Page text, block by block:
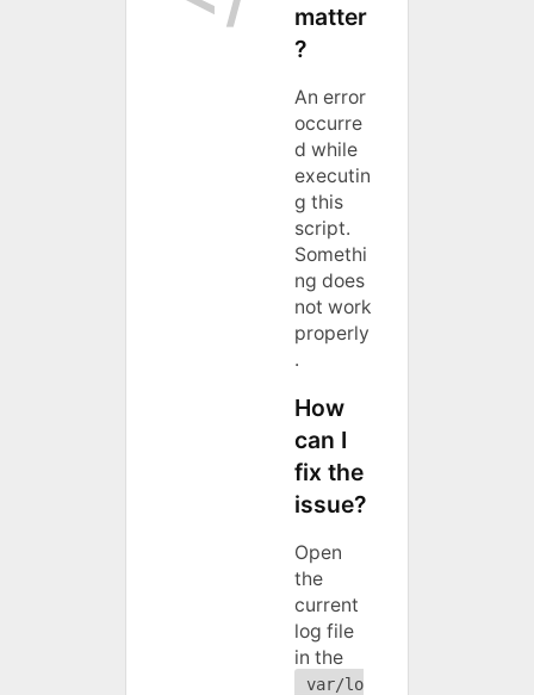
matter
?
An error
occurre
d while
executin
g this
script.
Somethi
ng does
not work
properly
.
How
can I
fix the
issue?
Open
the
current
log file
in the
var/lo